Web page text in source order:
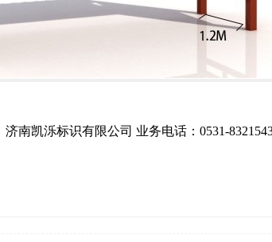
济南凯泺标识有限公司 业务电话：0531-